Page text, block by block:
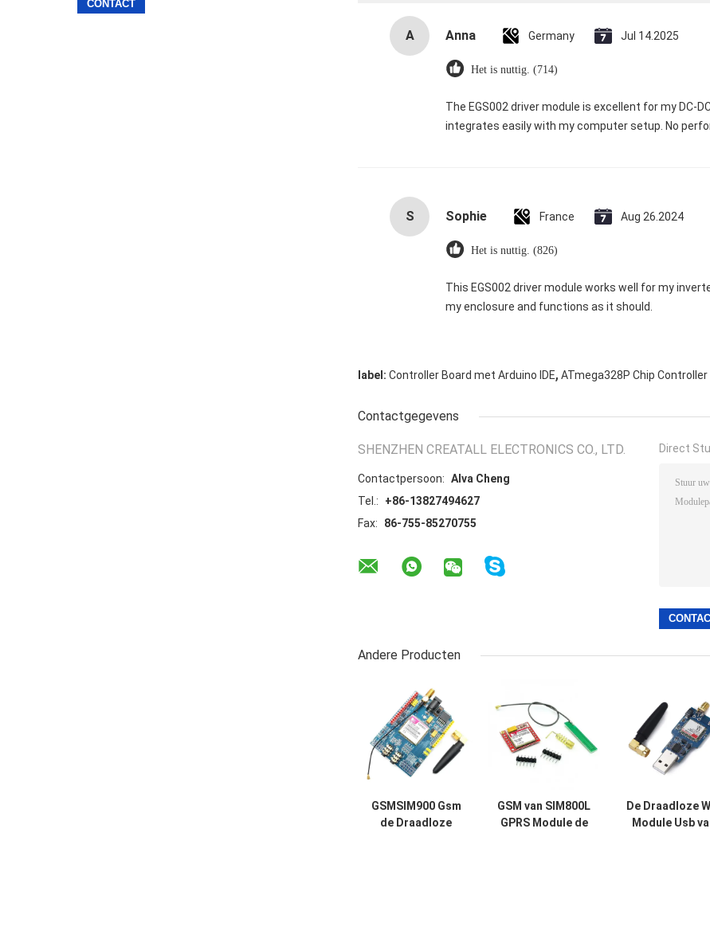
A Anna Germany Jul 14.2025
Het is nuttig. (714)
The EGS002 driver module is excellent for my DC-
integrates easily with my computer setup. No
S Sophie France Aug 26.2024
Het is nuttig. (826)
This EGS002 driver module works well for my
my enclosure and functions as it should.
label: Controller Board met Arduino IDE, ATmega328P Chip Controller
Contactgegevens
SHENZHEN CREATALL ELECTRONICS CO., LTD.
Contactpersoon: Alva Cheng
Tel.:
+86-13827494627
Fax:
86-755-85270755
Direct
Andere Producten
GSMSIM900 Gsm
de Draadloze
GSM van SIM800L
GPRS Module de
De Draadloze
Module Usb